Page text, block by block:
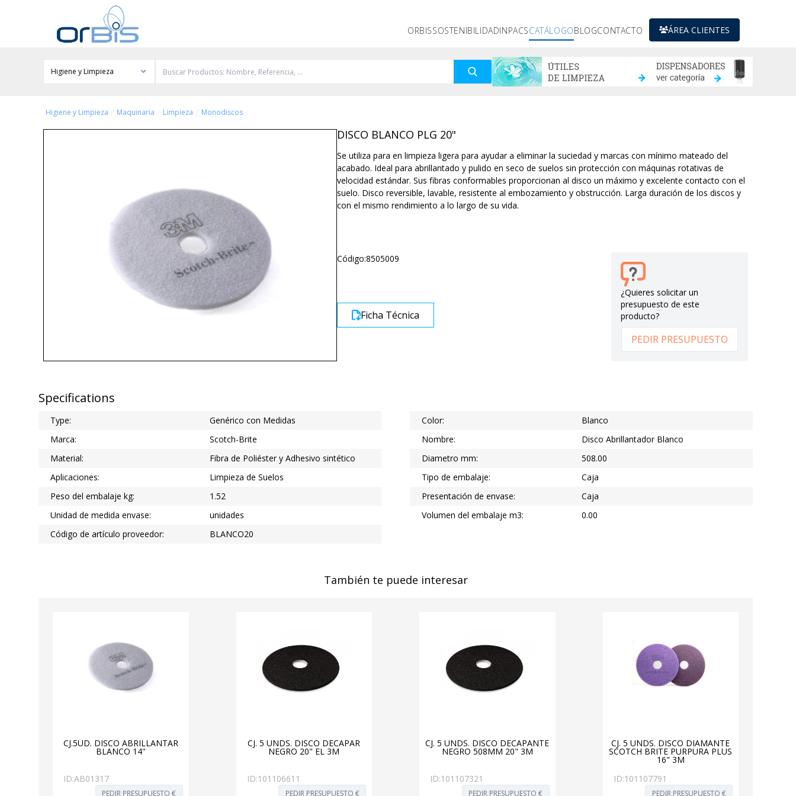
ORBISSOSTENIBILIDADINPACSCATÁLOGOBLOGCONTACTO ÁREA CLIENTES
Higiene y Limpieza
Higiene y Limpieza Maquinaria Limpieza Monodiscos
DISCO BLANCO PLG 20"
Se utiliza para en limpieza ligera para ayudar a eliminar la suciedad y marcas con mínimo mateado del
acabado. Ideal para abrillantado y pulido en seco de suelos sin protección con máquinas rotativas de
velocidad estándar. Sus fibras conformables proporcionan al disco un máximo y excelente contacto con el
suelo. Disco reversible, lavable, resistente al embozamiento y obstrucción. Larga duración de los discos y
con el mismo rendimiento a lo largo de su vida.
Código:8505009
Ficha Técnica
¿Quieres solicitar un
presupuesto de este
producto?
PEDIR PRESUPUESTO
Specifications
Type: Genérico con Medidas Color:
Blanco
Marca:
Scotch-Brite Nombre:
Disco Abrillantador Blanco
Material:
Fibra de Poliéster y Adhesivo sintético Diametro mm:
508.00
Aplicaciones:
Limpieza de Suelos Tipo de embalaje:
Caja
Peso del embalaje kg:
1.52 Presentación de envase:
Caja
Unidad de medida envase:
unidades Volumen del embalaje m3:
0.00
Código de artículo proveedor:
BLANCO20
También te puede interesar
CJ.5UD. DISCO ABRILLANTAR
BLANCO 14"
ID:AB01317
PEDIR PRESUPUESTO €
CJ. 5 UNDS. DISCO DECAPAR
NEGRO 20" EL 3M
ID:101106611
PEDIR PRESUPUESTO €
CJ. 5 UNDS. DISCO DECAPANTE
NEGRO 508MM 20" 3M
ID:101107321
PEDIR PRESUPUESTO €
CJ. 5 UNDS. DISCO DIAMANTE
SCOTCH BRITE PURPURA PLUS
16" 3M
ID:101107791
PEDIR PRESUPUESTO €